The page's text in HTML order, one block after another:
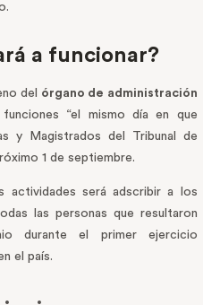
a funcionar?
del órgano de administración
“el mismo día en que
y Magistrados del Tribunal de
1 de septiembre.
actividades será adscribir a los
las personas que resultaron
durante el primer ejercicio
el país.